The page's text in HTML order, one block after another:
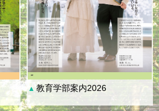
▲ 教育学部案内2026